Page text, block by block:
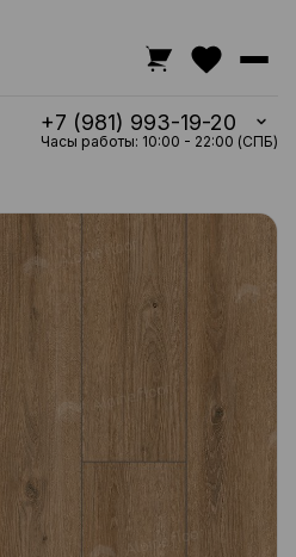
+7 (981) 993-19-20
Часы работы: 10:00 - 22:00 (СПБ)